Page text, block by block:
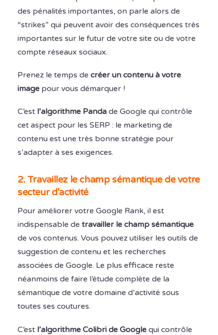
des pénalités importantes, on parle alors de
“strikes” qui peuvent avoir des conséquences très
importantes sur le futur de votre site ou de votre
compte réseaux sociaux.
Prenez le temps de créer un contenu à votre
image pour vous démarquer !
C’est l’algorithme Panda de Google qui contrôle
cet aspect pour les SERP : le marketing de
contenu est une très bonne stratégie pour
s’adapter à ses exigences.
2. Travaillez le champ sémantique de votre
secteur d’activité
Pour améliorer votre Google Rank, il est
indispensable de travailler le champ sémantique
de vos contenus. Vous pouvez utiliser les outils de
suggestion de contenu et les recherches
associées de Google. Le plus efficace reste
néanmoins de faire l’étude complète de la
sémantique de votre domaine d’activité sous
toutes ses coutures.
C’est l’algorithme Colibri de Google qui contrôle